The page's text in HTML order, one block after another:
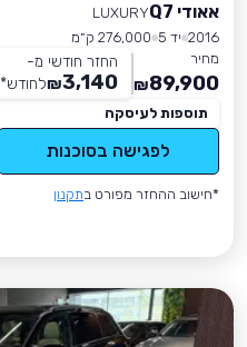
אאודי Q7
LUXURY
2016 יד 5
276,000 ק״מ
מחיר
89,900
₪
החזר חודשי מ-
3,140
₪לחודש*
תוספות לעיסקה
לפגישה בסוכנות
*חישוב ההחזר מפורט בתקנון